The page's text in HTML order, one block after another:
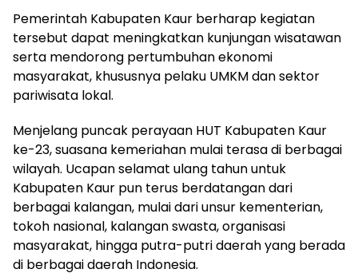
Pemerintah Kabupaten Kaur berharap kegiatan
tersebut dapat meningkatkan kunjungan wisatawan
serta mendorong pertumbuhan ekonomi
masyarakat, khususnya pelaku UMKM dan sektor
pariwisata lokal.
Menjelang puncak perayaan HUT Kabupaten Kaur
ke-23, suasana kemeriahan mulai terasa di berbagai
wilayah. Ucapan selamat ulang tahun untuk
Kabupaten Kaur pun terus berdatangan dari
berbagai kalangan, mulai dari unsur kementerian,
tokoh nasional, kalangan swasta, organisasi
masyarakat, hingga putra-putri daerah yang berada
di berbagai daerah Indonesia.